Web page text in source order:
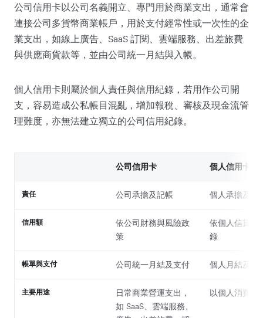
公司信用卡以公司名義開立、專門用於商業支出，通常會
連接公司多貨幣商業帳戶，用於支付經常性或一次性的企
業支出，如線上廣告、SaaS 訂閱、雲端服務、出差旅費
與供應商貨款等，並由公司統一月結與入帳。
個人信用卡則屬於個人責任與信用紀錄，若用作公司開
支，容易造成公私帳目混亂，增加報稅、審核及現金流管
理難度，亦無法建立獨立的公司信用紀錄。
公司信用卡 個人信用卡
責任 公司承擔及記帳 個人承擔及記
信用額
依公司財務與風險政
策
依個人信貸及
錄
帳單與支付 公司統一月結及支付 個人月結及支
主要用途
日常商業營運支出，
如 SaaS、雲端服務、
以個人消費為